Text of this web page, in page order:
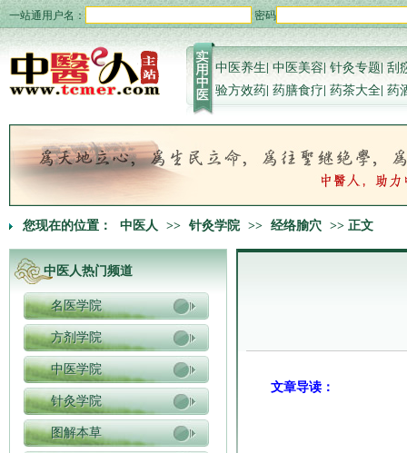
一站通用户名： 密码
中医养生|中医美容|针灸专题|刮
验方效药| 药膳食疗| 药茶大全| 药
您现在的位置： 中医人 >> 针灸学院 >> 经络腧穴 >> 正文
中医人热门频道
名医学院
方剂学院
中医学院
针灸学院
图解本草
文章导读：